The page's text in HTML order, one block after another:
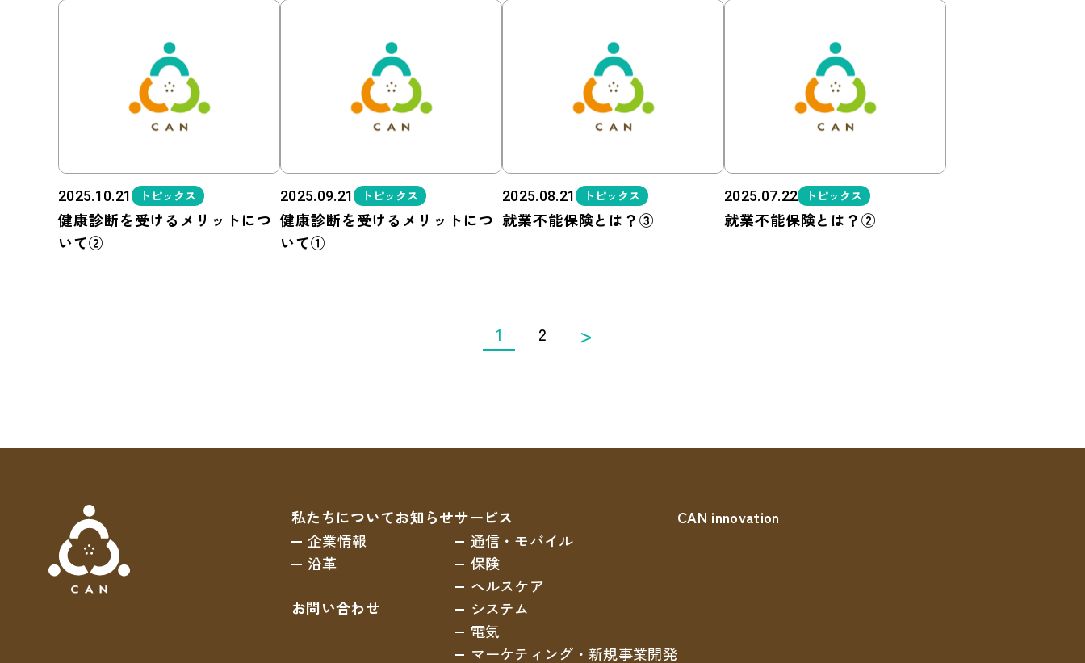
2025.10.21 トピックス
健康診断を受けるメリットにつ
いて②
2025.09.21 トピックス
健康診断を受けるメリットにつ
いて①
2025.08.21 トピックス
就業不能保険とは？③
2025.07.22 トピックス
就業不能保険とは？②
1 2
私たちについて
企業情報
沿革
お問い合わせ
お知らせサービス
通信・モバイル
保険
ヘルスケア
システム
電気
マーケティング ・新規事業開発
CAN innovation